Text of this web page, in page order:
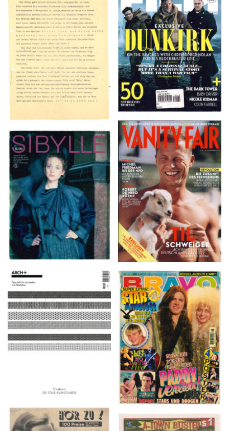
TOTAL FILM #260 –
SUMMER 2017
Flugblätter der Weissen
Rose – V, Januar 1943
VANITY FAIR – Nr. 7 –
8. Februar 2007
SIBYLLE 6/89
ARCH+ Nr. 226, Herbst
2016
BRAVO – Nr. 8, 13. Febr.
1997